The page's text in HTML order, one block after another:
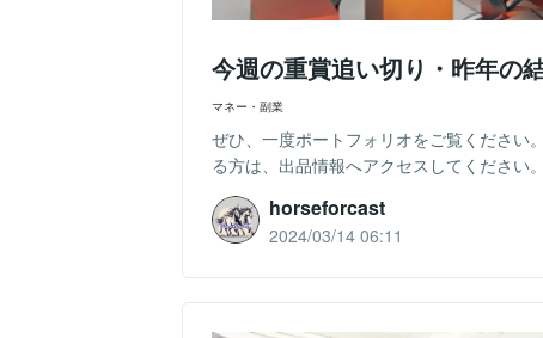
今週の重賞追い切り・昨年の
マネー・副業
ぜひ、一度ポートフォリオをご覧くださ
る方は、出品情報へアクセスしてください
horseforcast
2024/03/14 06:11